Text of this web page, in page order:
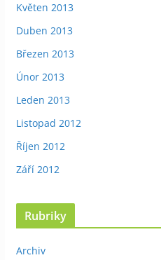
Květen 2013
Duben 2013
Březen 2013
Únor 2013
Leden 2013
Listopad 2012
Říjen 2012
Září 2012
Rubriky
Archiv